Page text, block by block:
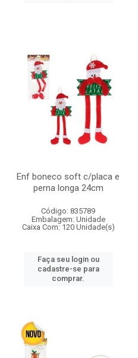
Enf boneco soft c/placa e
perna longa 24cm
Código: 835789
Embalagem: Unidade
Caixa Com: 120 Unidade(s)
Faça seu login ou
cadastre-se para
comprar.